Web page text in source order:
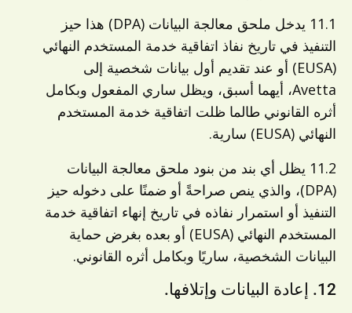
11.1 يدخل ملحق معالجة البيانات (DPA) هذا حيز
التنفيذ في تاريخ نفاذ اتفاقية خدمة المستخدم النهائي
(EUSA) أو عند تقديم أول بيانات شخصية إلى
Avetta، أيهما أسبق، ويظل ساري المفعول وبكامل
أثره القانوني طالما ظلت اتفاقية خدمة المستخدم
النهائي (EUSA) سارية.
11.2 يظل أي بند من بنود ملحق معالجة البيانات
(DPA)، والذي ينص صراحةً أو ضمنًا على دخوله حيز
التنفيذ أو استمرار نفاذه في تاريخ إنهاء اتفاقية خدمة
المستخدم النهائي (EUSA) أو بعده بغرض حماية
البيانات الشخصية، ساريًا وبكامل أثره القانوني.
12. إعادة البيانات وإتلافها.